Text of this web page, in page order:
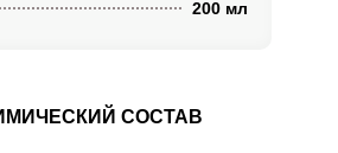
200 мл
СОСТАВ